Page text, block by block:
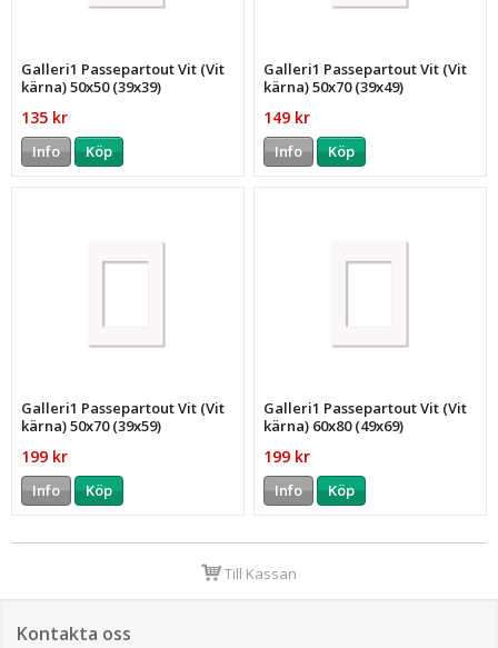
Galleri1 Passepartout Vit (Vit
kärna) 50x50 (39x39)
135 kr
Info Köp
Galleri1 Passepartout Vit (Vit
kärna) 50x70 (39x49)
149 kr
Info Köp
Galleri1 Passepartout Vit (Vit
kärna) 50x70 (39x59)
199 kr
Info Köp
Galleri1 Passepartout Vit (Vit
kärna) 60x80 (49x69)
199 kr
Info Köp
Till Kassan
Kontakta oss